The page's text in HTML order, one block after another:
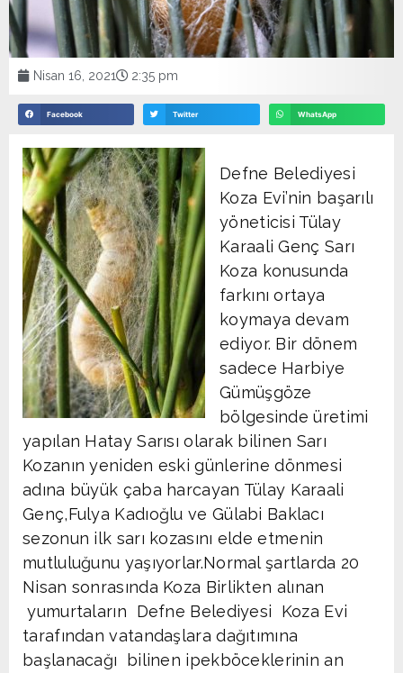
Nisan 16, 2021 2:35 pm
Facebook Twitter WhatsApp
Defne Belediyesi
Koza Evi’nin başarılı
yöneticisi Tülay
Karaali Genç Sarı
Koza konusunda
farkını ortaya
koymaya devam
ediyor. Bir dönem
sadece Harbiye
Gümüşgöze
bölgesinde üretimi
yapılan Hatay Sarısı olarak bilinen Sarı
Kozanın yeniden eski günlerine dönmesi
adına büyük çaba harcayan Tülay Karaali
Genç,Fulya Kadıoğlu ve Gülabi Baklacı
sezonun ilk sarı kozasını elde etmenin
mutluluğunu yaşıyorlar.Normal şartlarda 20
Nisan sonrasında Koza Birlikten alınan
yumurtaların Defne Belediyesi Koza Evi
tarafından vatandaşlara dağıtımına
başlanacağı bilinen ipekböceklerinin an